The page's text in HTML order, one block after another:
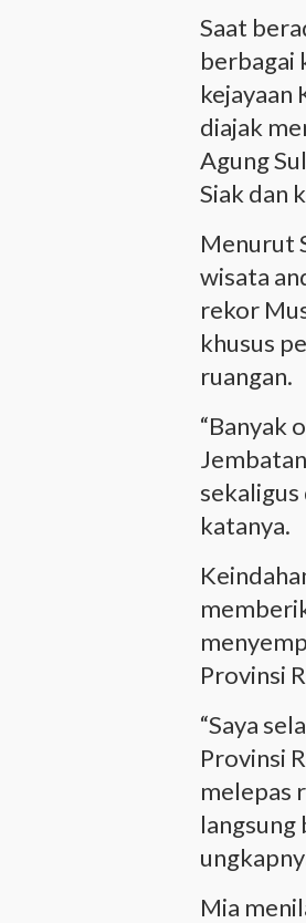
Saat
berbagai
kejayaan
diajak
Agung
Siak dan
Menurut
wisata
rekor
khusus
ruangan.
“Banyak
sekaligus
katanya.
Provinsi
“Saya
Provinsi
melepas
langsung
Mia